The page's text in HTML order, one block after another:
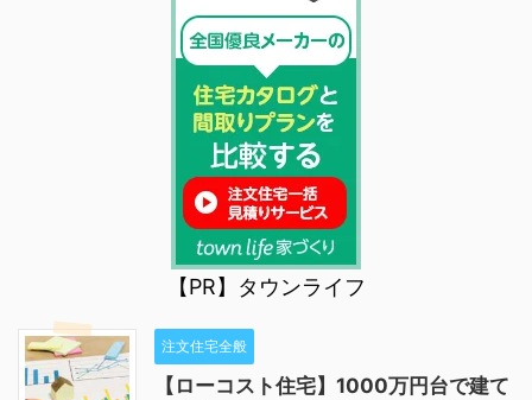
【PR】タウンライフ
注文住宅全般
【ローコスト住宅】1000万円台で建て